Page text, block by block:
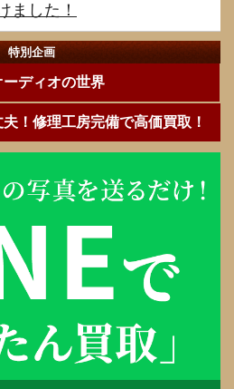
ました！
特別企画
ーディオの世界
！修理工房完備で高価買取！